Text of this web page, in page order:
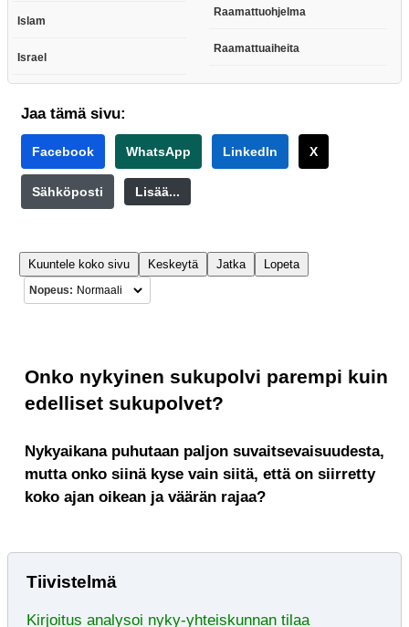
Islam
Israel
Raamattuohjelma
Raamattuaiheita
Jaa tämä sivu:
Facebook WhatsApp LinkedIn X
Sähköposti Lisää...
Kuuntele koko sivu Keskeytä Jatka Lopeta
Nopeus:
Onko nykyinen sukupolvi parempi kuin
edelliset sukupolvet?
Nykyaikana puhutaan paljon suvaitsevaisuudesta,
mutta onko siinä kyse vain siitä, että on siirretty
koko ajan oikean ja väärän rajaa?
Tiivistelmä
Kirjoitus analysoi nyky-yhteiskunnan tilaa